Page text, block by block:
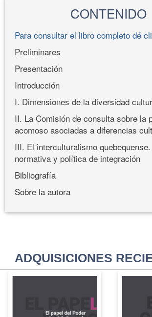
CONTENIDO
Para consultar el libro completo dé
Preliminares
Presentación
Introducción
I. Dimensiones de la diversidad
II. La Comisión de consulta sobre la
acomoso asociadas a diferencias
III. El interculturalismo
normativa y política de integración
Bibliografía
Sobre la autora
ADQUISICIONES